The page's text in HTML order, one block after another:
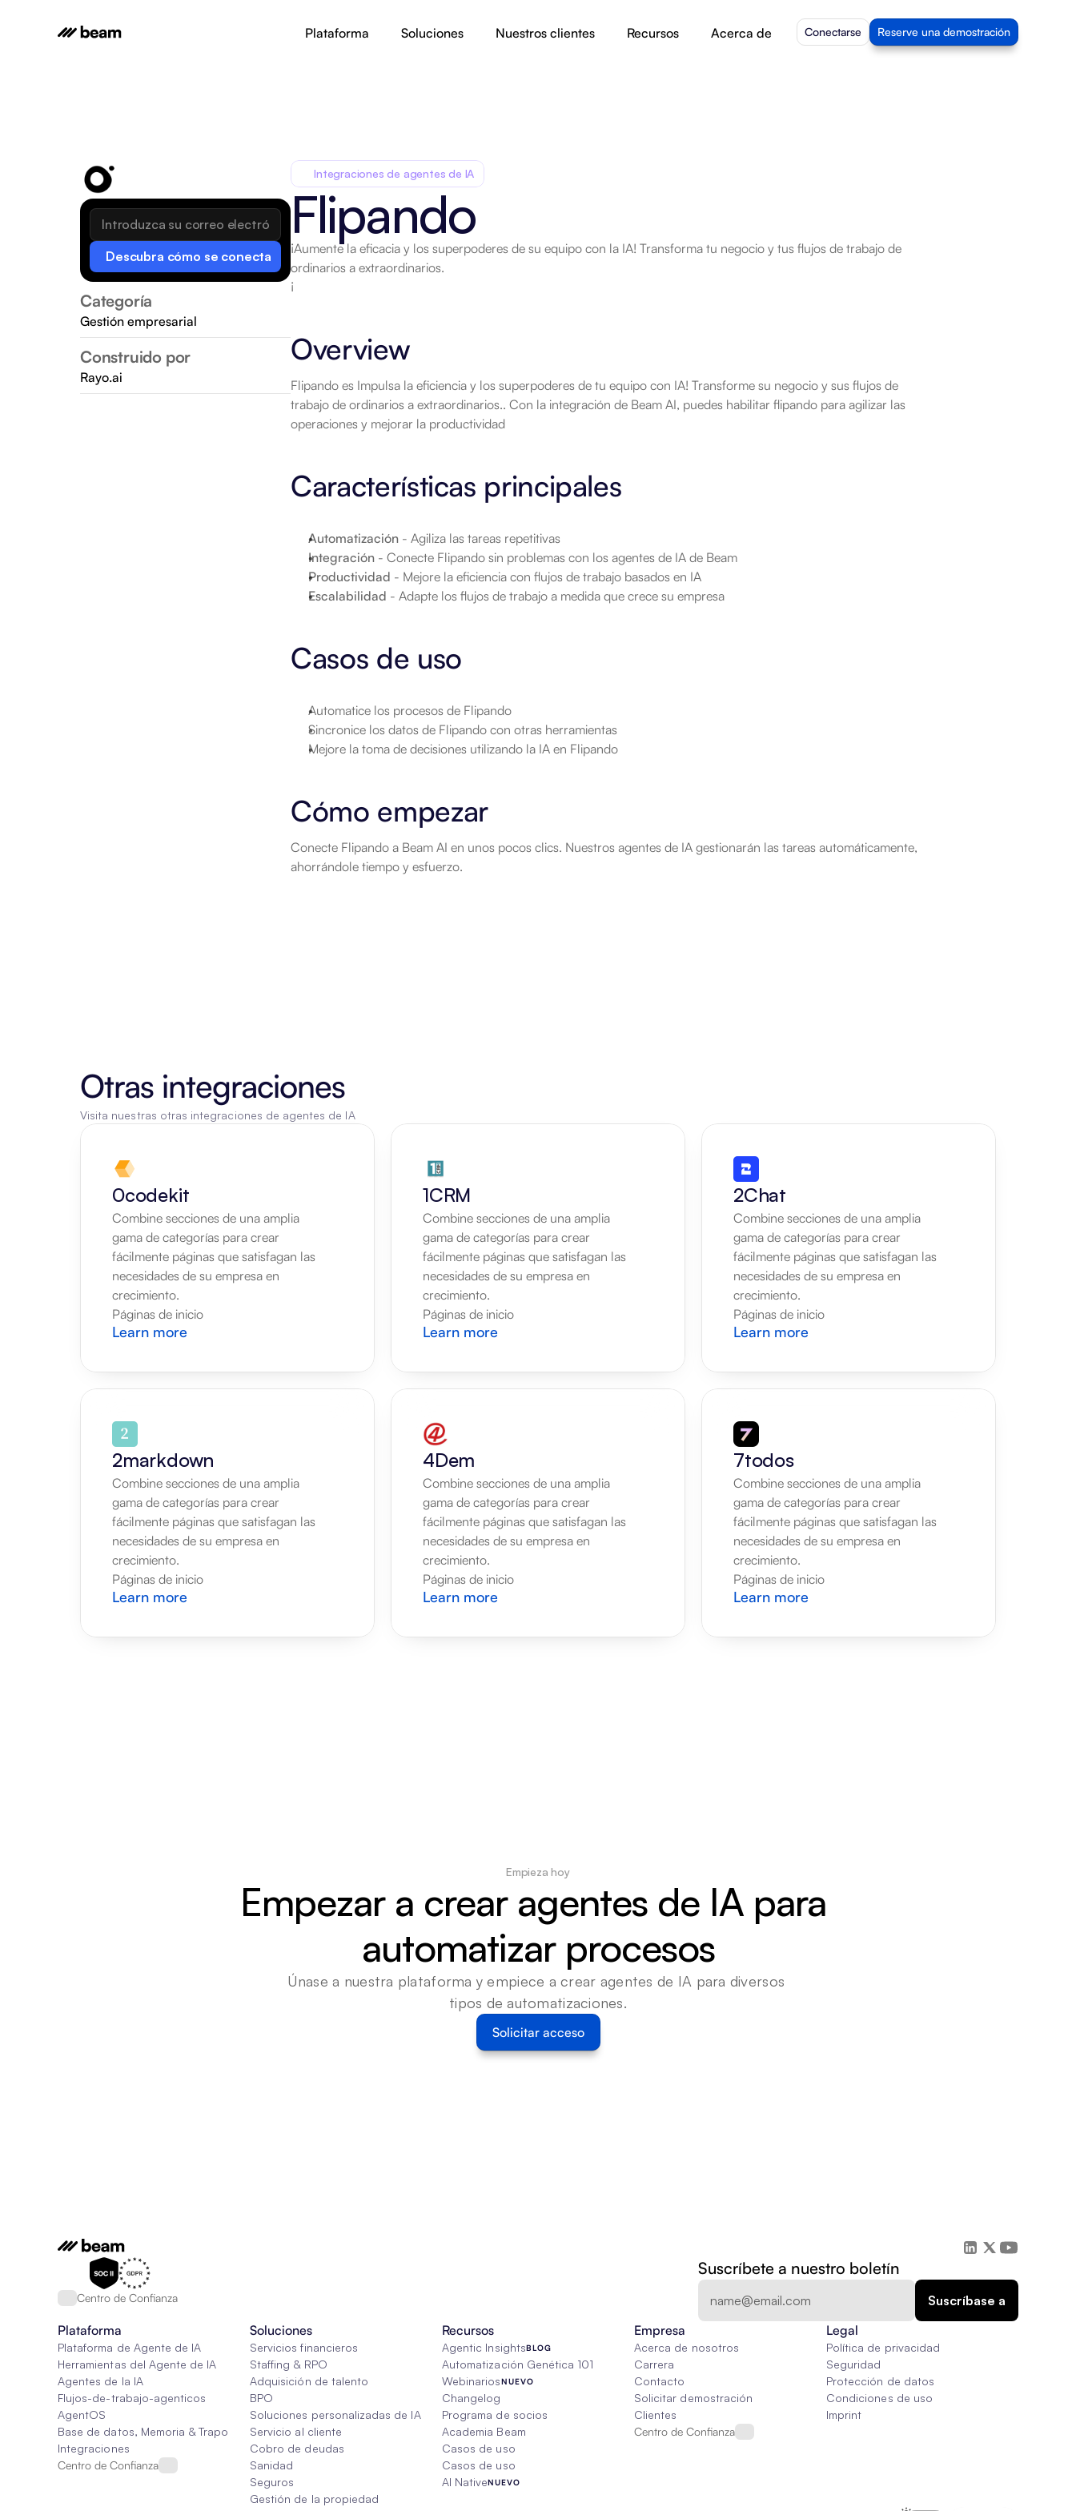
Descubra cómo se conecta
Categoría
Gestión empresarial
Construido por
Rayo.ai
Integraciones de agentes de IA
Flipando
¡Aumente la eficacia y los superpoderes de su equipo con la IA! Transforma tu negocio y tus flujos de trabajo de
ordinarios a extraordinarios.
¡
Overview
Flipando es Impulsa la eficiencia y los superpoderes de tu equipo con IA! Transforme su negocio y sus flujos de
trabajo de ordinarios a extraordinarios.. Con la integración de Beam AI, puedes habilitar flipando para agilizar las
operaciones y mejorar la productividad
Características principales
Automatización - Agiliza las tareas repetitivas
Integración - Conecte Flipando sin problemas con los agentes de IA de Beam
Productividad - Mejore la eficiencia con flujos de trabajo basados en IA
Escalabilidad - Adapte los flujos de trabajo a medida que crece su empresa
Casos de uso
Automatice los procesos de Flipando
Sincronice los datos de Flipando con otras herramientas
Mejore la toma de decisiones utilizando la IA en Flipando
Cómo empezar
Conecte Flipando a Beam AI en unos pocos clics. Nuestros agentes de IA gestionarán las tareas automáticamente,
ahorrándole tiempo y esfuerzo.
Otras integraciones
Visita nuestras otras integraciones de agentes de IA
0codekit
Combine secciones de una amplia
gama de categorías para crear
fácilmente páginas que satisfagan las
necesidades de su empresa en
crecimiento.
Páginas de inicio
Learn more
1CRM
Combine secciones de una amplia
gama de categorías para crear
fácilmente páginas que satisfagan las
necesidades de su empresa en
crecimiento.
Páginas de inicio
Learn more
2Chat
Combine secciones de una amplia
gama de categorías para crear
fácilmente páginas que satisfagan las
necesidades de su empresa en
crecimiento.
Páginas de inicio
Learn more
2markdown
Combine secciones de una amplia
gama de categorías para crear
fácilmente páginas que satisfagan las
necesidades de su empresa en
crecimiento.
Páginas de inicio
Learn more
4Dem
Combine secciones de una amplia
gama de categorías para crear
fácilmente páginas que satisfagan las
necesidades de su empresa en
crecimiento.
Páginas de inicio
Learn more
7todos
Combine secciones de una amplia
gama de categorías para crear
fácilmente páginas que satisfagan las
necesidades de su empresa en
crecimiento.
Páginas de inicio
Learn more
Empieza hoy
Empezar a crear agentes de IA para
automatizar procesos
Únase a nuestra plataforma y empiece a crear agentes de IA para diversos
tipos de automatizaciones.
Solicitar acceso
Centro de Confianza
Suscríbete a nuestro boletín
Plataforma
Plataforma de Agente de IA
Herramientas del Agente de IA
Agentes de la IA
Flujos-de-trabajo-agenticos
AgentOS
Base de datos, Memoria & Trapo
Integraciones
Centro de Confianza
Soluciones
Servicios financieros
Staffing & RPO
Adquisición de talento
BPO
Soluciones personalizadas de IA
Servicio al cliente
Cobro de deudas
Sanidad
Seguros
Gestión de la propiedad
Recursos
Agentic InsightsBLOG
Automatización Genética 101
WebinariosNUEVO
Changelog
Programa de socios
Academia Beam
Casos de uso
Casos de uso
AI NativeNUEVO
Empresa
Acerca de nosotros
Carrera
Contacto
Solicitar demostración
Clientes
Centro de Confianza
Legal
Política de privacidad
Seguridad
Protección de datos
Condiciones de uso
Imprint
Plataforma Soluciones Nuestros clientes Recursos Acerca de Conectarse Reserve una demostración